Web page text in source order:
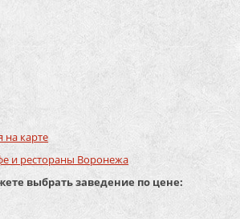
на карте
и рестораны Воронежа
выбрать заведение по цене: